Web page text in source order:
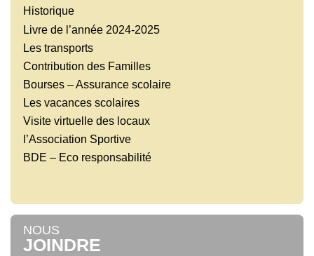
Historique
Livre de l’année 2024-2025
Les transports
Contribution des Familles
Bourses – Assurance scolaire
Les vacances scolaires
Visite virtuelle des locaux
l’Association Sportive
BDE – Eco responsabilité
NOUS
JOINDRE